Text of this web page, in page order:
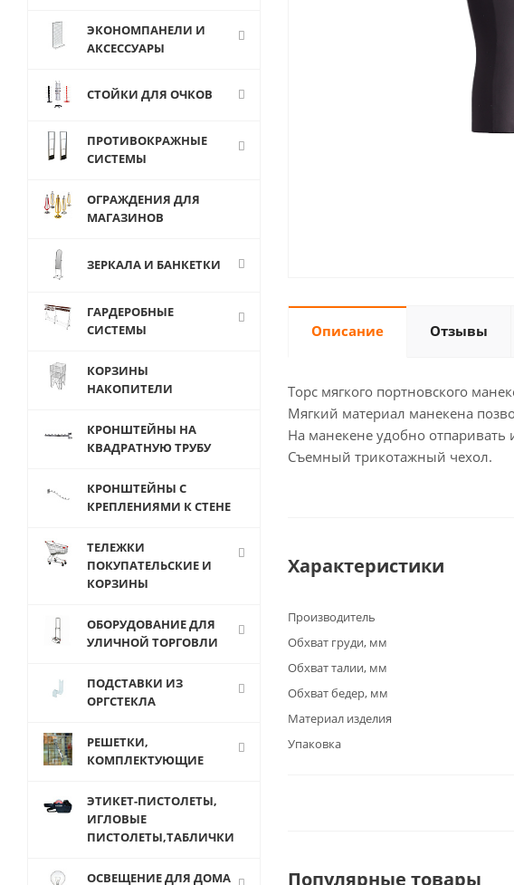
Описание Отзывы
Торс мягкого портновского
Мягкий материал манекена
На манекене удобно отпаривать
Съемный трикотажный чехол.
Характеристики
Производитель
Обхват груди, мм
Обхват талии, мм
Обхват бедер, мм
Материал изделия
Упаковка
Популярные товары
ЭКОНОМПАНЕЛИ И
АКСЕССУАРЫ
СТОЙКИ ДЛЯ ОЧКОВ
ПРОТИВОКРАЖНЫЕ
СИСТЕМЫ
ОГРАЖДЕНИЯ ДЛЯ
МАГАЗИНОВ
ЗЕРКАЛА И БАНКЕТКИ
ГАРДЕРОБНЫЕ
СИСТЕМЫ
КОРЗИНЫ
НАКОПИТЕЛИ
КРОНШТЕЙНЫ НА
КВАДРАТНУЮ ТРУБУ
КРОНШТЕЙНЫ С
КРЕПЛЕНИЯМИ К СТЕНЕ
ТЕЛЕЖКИ
ПОКУПАТЕЛЬСКИЕ И
КОРЗИНЫ
ОБОРУДОВАНИЕ ДЛЯ
УЛИЧНОЙ ТОРГОВЛИ
ПОДСТАВКИ ИЗ
ОРГСТЕКЛА
РЕШЕТКИ,
КОМПЛЕКТУЮЩИЕ
ЭТИКЕТ-ПИСТОЛЕТЫ,
ИГЛОВЫЕ
ПИСТОЛЕТЫ,ТАБЛИЧКИ
ОСВЕЩЕНИЕ ДЛЯ ДОМА